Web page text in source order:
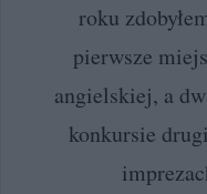
roku
pierwsze
angielskiej, a
konkursie